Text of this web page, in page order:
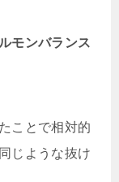
ルモンバランス
ことで相対的
じような抜け